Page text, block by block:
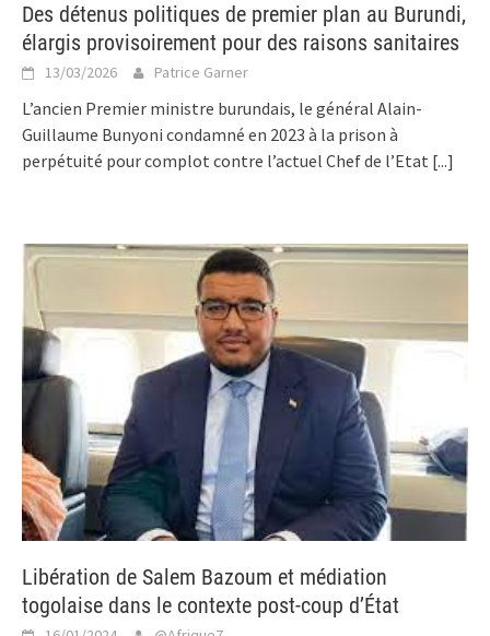
Des détenus politiques de premier plan au Burundi,
élargis provisoirement pour des raisons sanitaires
13/03/2026 Patrice Garner
L’ancien Premier ministre burundais, le général Alain-
Guillaume Bunyoni condamné en 2023 à la prison à
perpétuité pour complot contre l’actuel Chef de l’Etat [...]
Libération de Salem Bazoum et médiation
togolaise dans le contexte post-coup d’État